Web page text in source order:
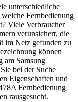
unterschiedliche
Fernbedienung
Viele Verbraucher
verunsichert, die
im Netz gefunden zu
können
am Samsung
bei der Suche
Eigenschaften und
Fernbedienung
rausgesucht.